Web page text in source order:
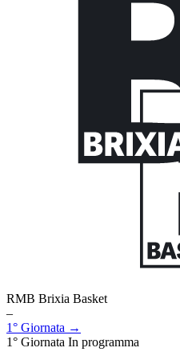
RMB Brixia Basket
–
1° Giornata →
1° Giornata In programma